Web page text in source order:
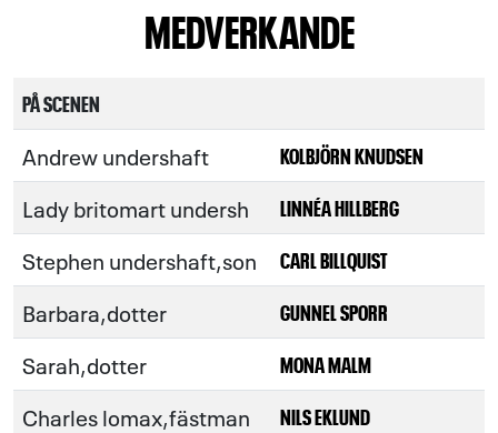
MEDVERKANDE
PÅ SCENEN
Andrew undershaft KOLBJÖRN KNUDSEN
Lady britomart undersh LINNÉA HILLBERG
Stephen undershaft,son CARL BILLQUIST
Barbara,dotter GUNNEL SPORR
Sarah,dotter MONA MALM
Charles lomax,fästman NILS EKLUND